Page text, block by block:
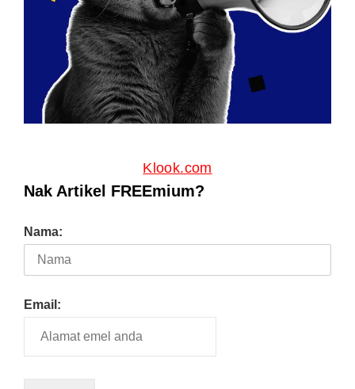
Klook.com
Nak Artikel FREEmium?
Nama:
Email: